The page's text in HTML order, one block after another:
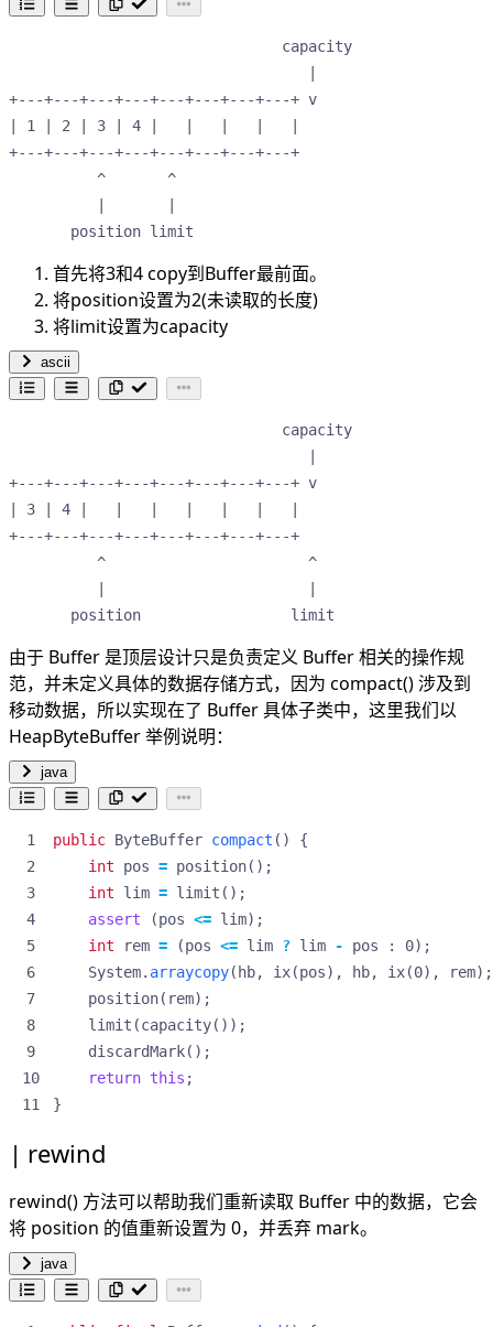
                               capacity
+---+---+---+---+---+---+---+---+ v
| 1 | 2 | 3 | 4 |   |   |   |   |
+---+---+---+---+---+---+---+---+
          ^       ^
       position limit
首先将3和4 copy到Buffer最前面。
将position设置为2(未读取的长度)
将limit设置为capacity
ascii
                               capacity
+---+---+---+---+---+---+---+---+ v
| 3 | 4 |   |   |   |   |   |   |
+---+---+---+---+---+---+---+---+
          ^                       ^
       position                 limit
由于 Buffer 是顶层设计只是负责定义 Buffer 相关的操作规
范，并未定义具体的数据存储方式，因为 compact() 涉及到
移动数据，所以实现在了 Buffer 具体子类中，这里我们以
HeapByteBuffer 举例说明：
java
public ByteBuffer compact ()
{
int
pos = position();
int
lim = limit ();
assert
(pos <= lim);
int
rem = (pos <= lim ? lim - pos : 0);
System. arraycopy( hb, ix(pos), hb, ix(0), rem);
position( rem);
limit (capacity());
discardMark();
return this ;
}
rewind
rewind() 方法可以帮助我们重新读取 Buffer 中的数据，它会
将 position 的值重新设置为 0，并丢弃 mark。
java